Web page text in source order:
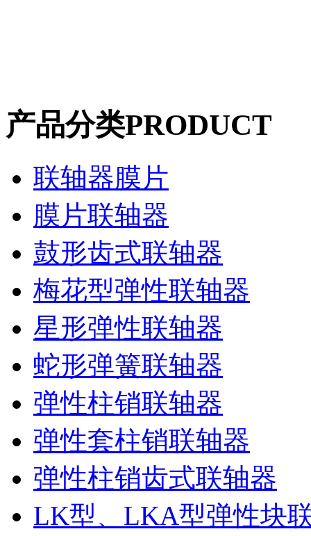
产品分类PRODUCT
联轴器膜片
膜片联轴器
鼓形齿式联轴器
梅花型弹性联轴器
星形弹性联轴器
蛇形弹簧联轴器
弹性柱销联轴器
弹性套柱销联轴器
弹性柱销齿式联轴器
LK型、LKA型弹性块